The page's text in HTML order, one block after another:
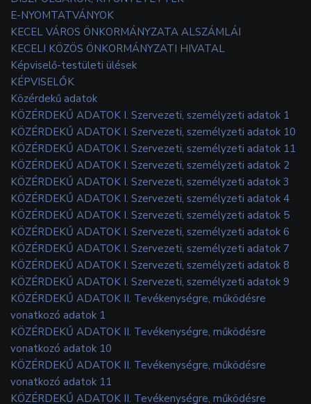
E-NYOMTATVÁNYOK
KECEL VÁROS ÖNKORMÁNYZATA ALSZÁMLÁI
KECELI KÖZÖS ÖNKORMÁNYZATI HIVATAL
Képviselő-testületi ülések
KÉPVISELŐK
Közérdekű adatok
KÖZÉRDEKŰ ADATOK I. Szervezeti, személyzeti adatok 1
KÖZÉRDEKŰ ADATOK I. Szervezeti, személyzeti adatok 10
KÖZÉRDEKŰ ADATOK I. Szervezeti, személyzeti adatok 11
KÖZÉRDEKŰ ADATOK I. Szervezeti, személyzeti adatok 2
KÖZÉRDEKŰ ADATOK I. Szervezeti, személyzeti adatok 3
KÖZÉRDEKŰ ADATOK I. Szervezeti, személyzeti adatok 4
KÖZÉRDEKŰ ADATOK I. Szervezeti, személyzeti adatok 5
KÖZÉRDEKŰ ADATOK I. Szervezeti, személyzeti adatok 6
KÖZÉRDEKŰ ADATOK I. Szervezeti, személyzeti adatok 7
KÖZÉRDEKŰ ADATOK I. Szervezeti, személyzeti adatok 8
KÖZÉRDEKŰ ADATOK I. Szervezeti, személyzeti adatok 9
KÖZÉRDEKŰ ADATOK II. Tevékenységre, működésre
vonatkozó adatok 1
KÖZÉRDEKŰ ADATOK II. Tevékenységre, működésre
vonatkozó adatok 10
KÖZÉRDEKŰ ADATOK II. Tevékenységre, működésre
vonatkozó adatok 11
KÖZÉRDEKŰ ADATOK II. Tevékenységre, működésre